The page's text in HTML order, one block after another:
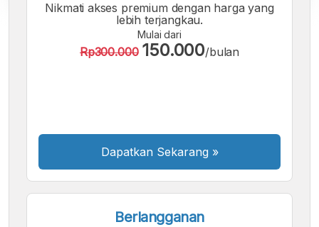
Kecil
A
FontFont
Nikmati akses premium dengan harga yang
lebih terjangkau.
Mulai dari
Rp300.000 150.000/bulan
Dapatkan Sekarang »
Berlangganan